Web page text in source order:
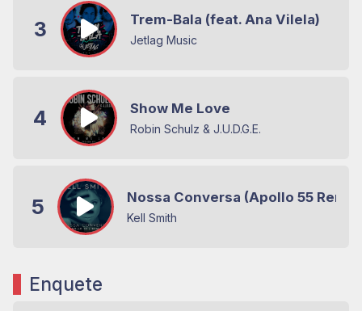
3 Trem-Bala (feat. Ana Vilela)
Jetlag Music
4 Show Me Love
Robin Schulz & J.U.D.G.E.
5 Nossa Conversa (Apollo 55
Kell Smith
Enquete